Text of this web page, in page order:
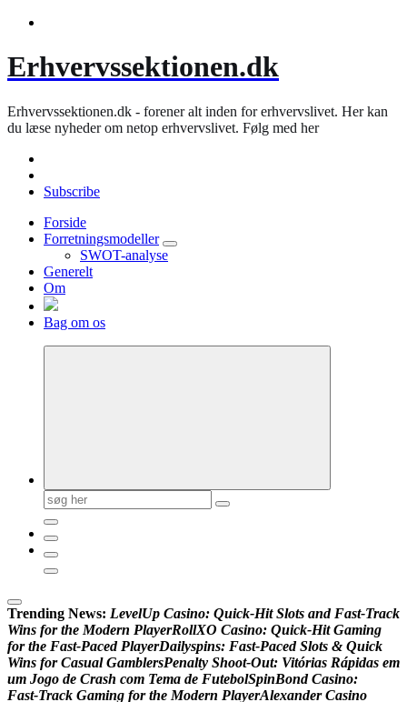
Erhvervssektionen.dk
Erhvervssektionen.dk - forener alt inden for erhvervslivet. Her kan
du læse nyheder om netop erhvervslivet. Følg med her
Subscribe
Forside
Forretningsmodeller
SWOT-analyse
Generelt
Om
Bag om os
Søg
efter:
Trending News: LevelUp Casino: Quick‑Hit Slots and Fast‑Track
Wins for the Modern PlayerRollXO Casino: Quick‑Hit Gaming
for the Fast‑Paced PlayerDailyspins: Fast‑Paced Slots & Quick
Wins for Casual GamblersPenalty Shoot-Out: Vitórias Rápidas em
um Jogo de Crash com Tema de FutebolSpinBond Casino:
Fast‑Track Gaming for the Modern PlayerAlexander Casino